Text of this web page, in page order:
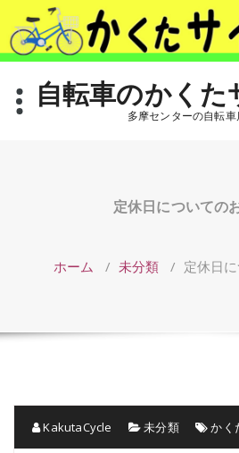
テ
ン
自転車のかく
多摩センターの自転車
定休日についての
ホーム / 未分類 / 定休日
KakutaCycle 未分類 かく